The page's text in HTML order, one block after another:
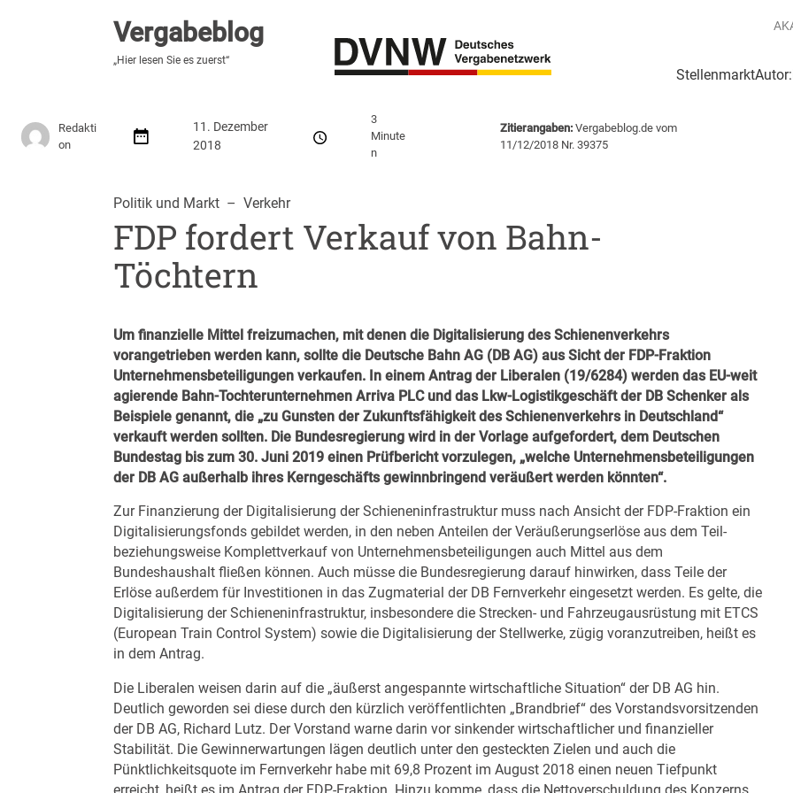
Vergabeblog
„Hier lesen Sie es zuerst“
Stellenmarkt
Vergabeblog
„Hier lesen Sie es zuerst“
Redakti
on
11. Dezember
2018
3
Minute
n
Zitierangaben:Vergabeblog.de vom
11/12/2018 Nr. 39375
Politik und Markt
  –
Verkehr
FDP fordert Verkauf von Bahn-
Töchtern
Um finanzielle Mittel freizumachen, mit denen die Digitalisierung des Schienenverkehrs
vorangetrieben werden kann, sollte die Deutsche Bahn AG (DB AG) aus Sicht der FDP-Fraktion
Unternehmensbeteiligungen verkaufen. In einem Antrag der Liberalen (19/6284) werden das EU-weit
agierende Bahn-Tochterunternehmen Arriva PLC und das Lkw-Logistikgeschäft der DB Schenker als
Beispiele genannt, die „zu Gunsten der Zukunftsfähigkeit des Schienenverkehrs in Deutschland“
verkauft werden sollten. Die Bundesregierung wird in der Vorlage aufgefordert, dem Deutschen
Bundestag bis zum 30. Juni 2019 einen Prüfbericht vorzulegen, „welche Unternehmensbeteiligungen
der DB AG außerhalb ihres Kerngeschäfts gewinnbringend veräußert werden könnten“.
Zur Finanzierung der Digitalisierung der Schieneninfrastruktur muss nach Ansicht der FDP-Fraktion ein
Digitalisierungsfonds gebildet werden, in den neben Anteilen der Veräußerungserlöse aus dem Teil-
beziehungsweise Komplettverkauf von Unternehmensbeteiligungen auch Mittel aus dem
Bundeshaushalt fließen können. Auch müsse die Bundesregierung darauf hinwirken, dass Teile der
Erlöse außerdem für Investitionen in das Zugmaterial der DB Fernverkehr eingesetzt werden. Es gelte, die
Digitalisierung der Schieneninfrastruktur, insbesondere die Strecken- und Fahrzeugausrüstung mit ETCS
(European Train Control System) sowie die Digitalisierung der Stellwerke, zügig voranzutreiben, heißt es
in dem Antrag.
Die Liberalen weisen darin auf die „äußerst angespannte wirtschaftliche Situation“ der DB AG hin.
Deutlich geworden sei diese durch den kürzlich veröffentlichten „Brandbrief“ des Vorstandsvorsitzenden
der DB AG, Richard Lutz. Der Vorstand warne darin vor sinkender wirtschaftlicher und finanzieller
Stabilität. Die Gewinnerwartungen lägen deutlich unter den gesteckten Zielen und auch die
Pünktlichkeitsquote im Fernverkehr habe mit 69,8 Prozent im August 2018 einen neuen Tiefpunkt